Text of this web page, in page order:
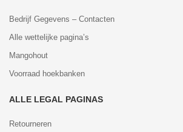
Bedrijf Gegevens – Contacten
Alle wettelijke pagina’s
Mangohout
Voorraad hoekbanken
ALLE LEGAL PAGINAS
Retourneren